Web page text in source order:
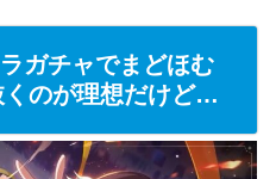
ガチャでまどほむ
くのが理想だけど…